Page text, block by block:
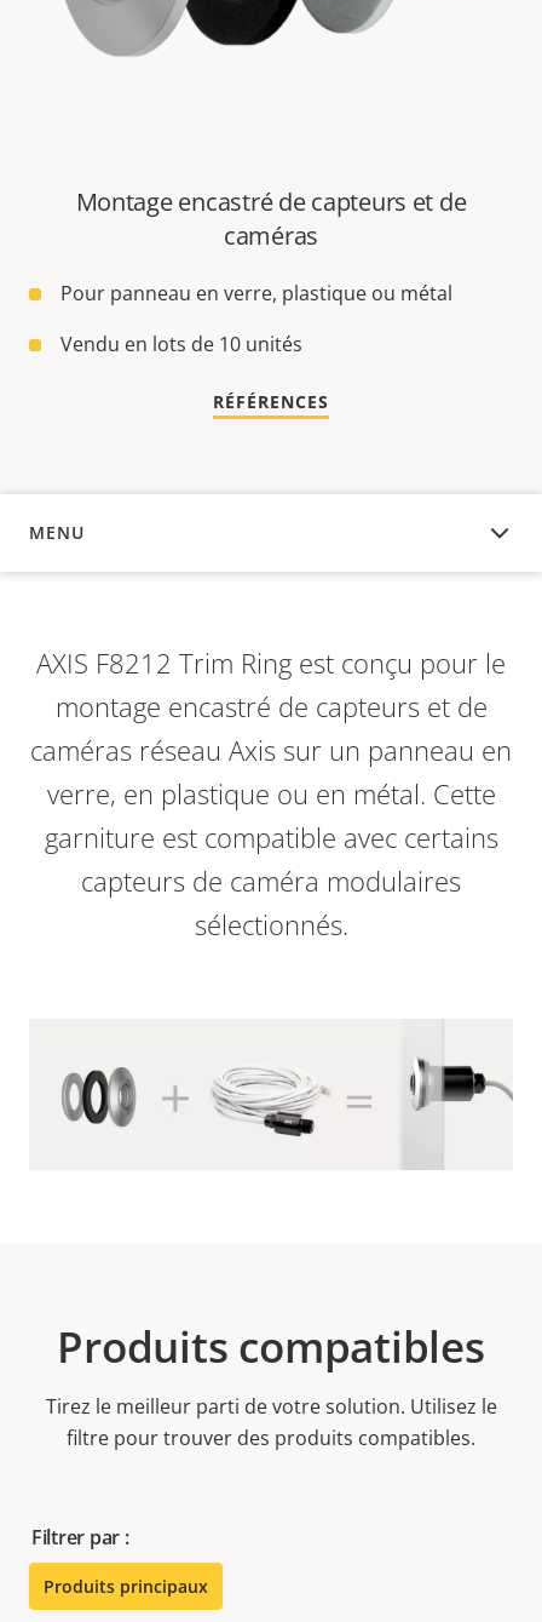
Montage encastré de capteurs et de
caméras
Pour panneau en verre, plastique ou métal
Vendu en lots de 10 unités
RÉFÉRENCES
MENU
APERÇU
AXIS F8212 Trim Ring est conçu pour le
montage encastré de capteurs et de
caméras réseau Axis sur un panneau en
verre, en plastique ou en métal. Cette
garniture est compatible avec certains
capteurs de caméra modulaires
sélectionnés.
Produits compatibles
Tirez le meilleur parti de votre solution. Utilisez le
filtre pour trouver des produits compatibles.
Filtrer par :
Produits principaux